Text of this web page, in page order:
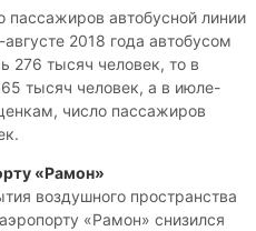
автобусной линии
2018 года автобусом
276 тысяч человек, то в
тысяч человек, а в июле-
число пассажиров
«Рамон»
воздушного пространства
«Рамон» снизился